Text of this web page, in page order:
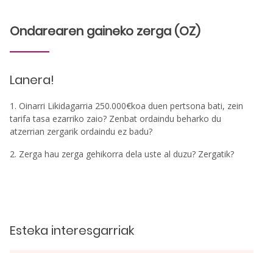
Ondarearen gaineko zerga (OZ)
Lanera!
1. Oinarri Likidagarria 250.000€koa duen pertsona bati, zein
tarifa tasa ezarriko zaio? Zenbat ordaindu beharko du
atzerrian zergarik ordaindu ez badu?
2. Zerga hau zerga gehikorra dela uste al duzu? Zergatik?
Esteka interesgarriak